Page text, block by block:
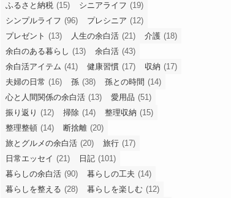
ふるさと納税 (15) シニアライフ (19)
シンプルライフ (96) プレシニア (12)
プレゼント (13) 人生の余白活 (21) 介護 (18)
余白のある暮らし (13) 余白活 (43)
余白活アイテム (41) 健康習慣 (17) 収納 (17)
夫婦の日常 (16) 孫 (38) 孫との時間 (14)
心と人間関係の余白活 (13) 愛用品 (51)
振り返り (12) 掃除 (14) 整理収納 (15)
整理整頓 (14) 断捨離 (20)
旅とグルメの余白活 (20) 旅行 (17)
日常エッセイ (21) 日記 (101)
暮らしの余白活 (90) 暮らしの工夫 (14)
暮らしを整える (28) 暮らしを楽しむ (12)